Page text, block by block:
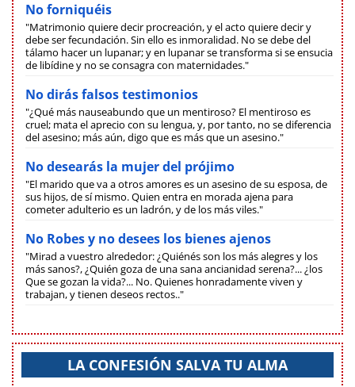
No forniquéis
"Matrimonio quiere decir procreación, y el acto quiere decir y
debe ser fecundación. Sin ello es inmoralidad. No se debe del
tálamo hacer un lupanar; y en lupanar se transforma si se ensucia
de libídine y no se consagra con maternidades."
No dirás falsos testimonios
"¿Qué más nauseabundo que un mentiroso? El mentiroso es
cruel; mata el aprecio con su lengua, y, por tanto, no se diferencia
del asesino; más aún, digo que es más que un asesino."
No desearás la mujer del prójimo
"El marido que va a otros amores es un asesino de su esposa, de
sus hijos, de sí mismo. Quien entra en morada ajena para
cometer adulterio es un ladrón, y de los más viles."
No Robes y no desees los bienes ajenos
"Mirad a vuestro alrededor: ¿Quiénés son los más alegres y los
más sanos?, ¿Quién goza de una sana ancianidad serena?... ¿los
Que se gozan la vida?... No. Quienes honradamente viven y
trabajan, y tienen deseos rectos.."
LA CONFESIÓN SALVA TU ALMA